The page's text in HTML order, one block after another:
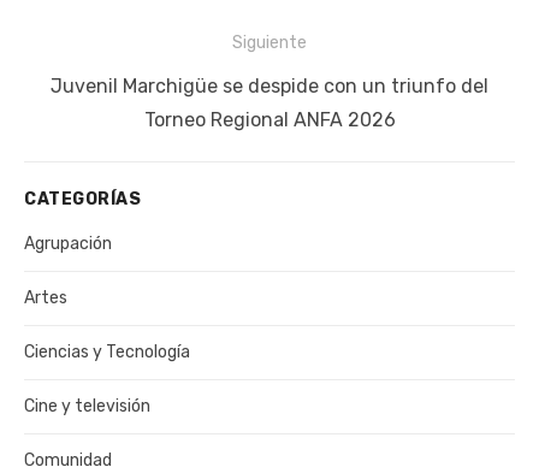
Siguiente
Siguiente
Juvenil Marchigüe se despide con un triunfo del
Torneo Regional ANFA 2026
CATEGORÍAS
Agrupación
Artes
Ciencias y Tecnología
Cine y televisión
Comunidad